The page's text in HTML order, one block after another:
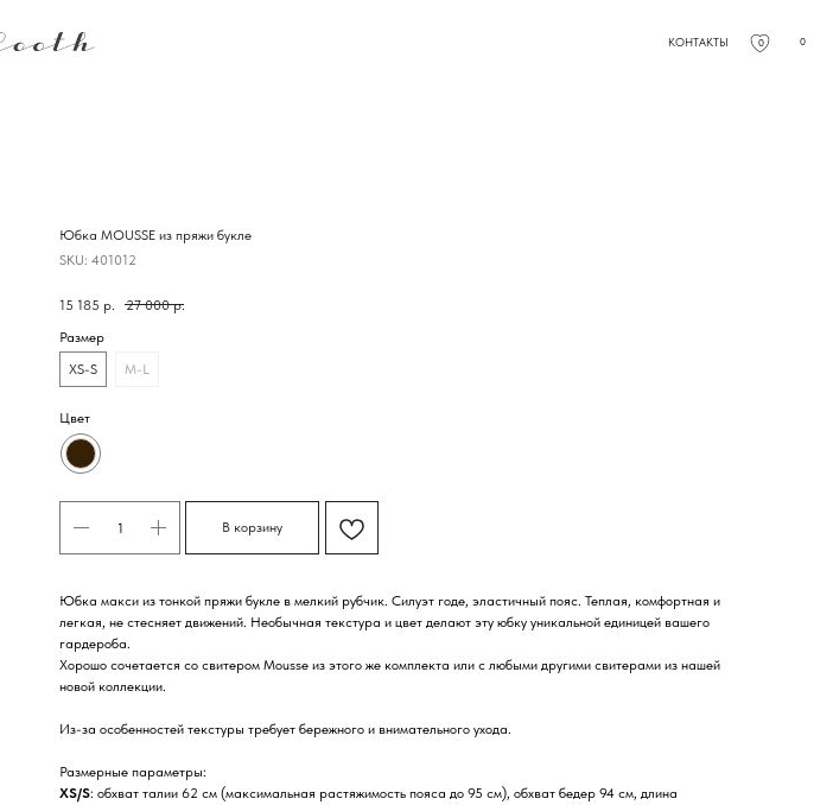
КОНТАКТЫ 0
0
Юбка MOUSSE из пряжи букле
SKU: 401012
15 185 р. 27 000 р.
Размер
XS-S
M-L
Цвет
В корзину
Юбка макси из тонкой пряжи букле в мелкий рубчик. Силуэт годе, эластичный пояс. Теплая, комфортная и
легкая, не стесняет движений. Необычная текстура и цвет делают эту юбку уникальной единицей вашего
гардероба.
Хорошо сочетается со свитером Mousse из этого же комплекта или с любыми другими свитерами из нашей
новой коллекции.
Из-за особенностей текстуры требует бережного и внимательного ухода.
Размерные параметры:
XS/S: обхват талии 62 см (максимальная растяжимость пояса до 95 см), обхват бедер 94 см, длина